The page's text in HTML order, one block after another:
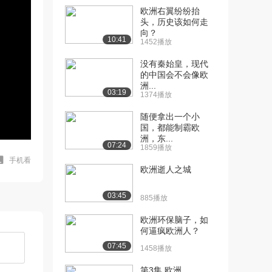
手机看
10:41
欧洲右翼纷纷抬
头，历史该如何走
向？
1452播放
03:19
没有秦始皇，现代
的中国会不会像欧
洲...
1374播放
07:24
随便拿出一个小
国，都能制霸欧
洲，东...
1859播放
03:45
欧洲逝人之城
885播放
07:45
欧洲环保脑子，如
何逼疯欧洲人？
1458播放